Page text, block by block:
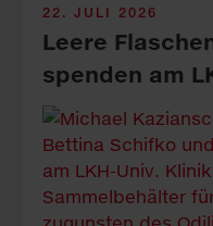
22. JULI 2026
Leere
spen­den am